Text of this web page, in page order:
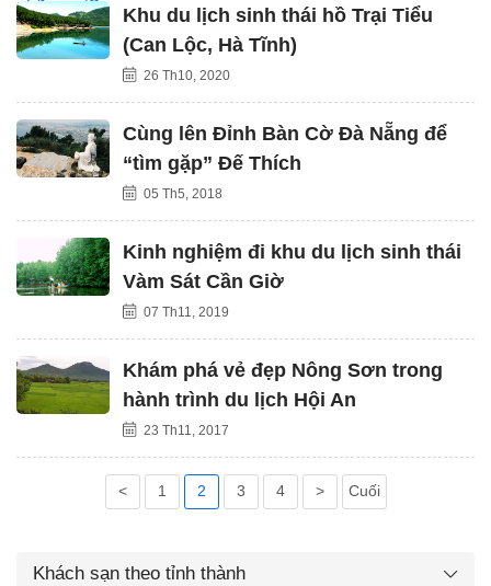
Khu du lịch sinh thái hồ Trại Tiểu
(Can Lộc, Hà Tĩnh)
26 Th10, 2020
Cùng lên Đỉnh Bàn Cờ Đà Nẵng để
“tìm gặp” Đế Thích
05 Th5, 2018
Kinh nghiệm đi khu du lịch sinh thái
Vàm Sát Cần Giờ
07 Th11, 2019
Khám phá vẻ đẹp Nông Sơn trong
hành trình du lịch Hội An
23 Th11, 2017
< 1 2 3 4 > Cuối
Khách sạn theo tỉnh thành